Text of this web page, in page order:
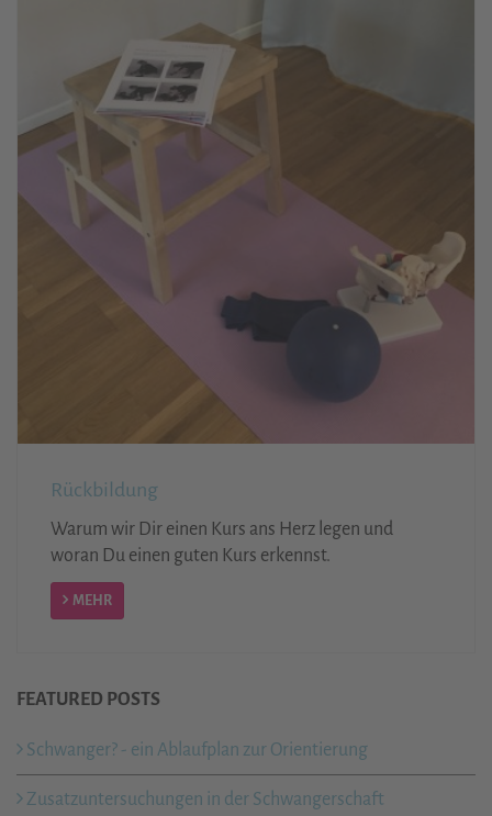
Rückbildung
Warum wir Dir einen Kurs ans Herz legen und
woran Du einen guten Kurs erkennst.
MEHR
FEATURED POSTS
Schwanger? - ein Ablaufplan zur Orientierung
Zusatzuntersuchungen in der Schwangerschaft